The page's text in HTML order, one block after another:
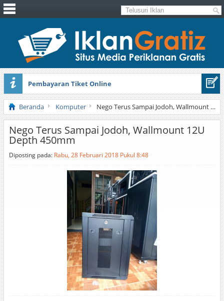
Pembayaran Tiket Online
Masker Sprilulina Tiens
Beranda Komputer Nego Terus Sampai Jodoh, Wallmount 12U Depth 450mm
Nego Terus Sampai Jodoh, Wallmount 12U
Depth 450mm
Diposting pada: Rabu, 28 Februari 2018 Pukul 8:48